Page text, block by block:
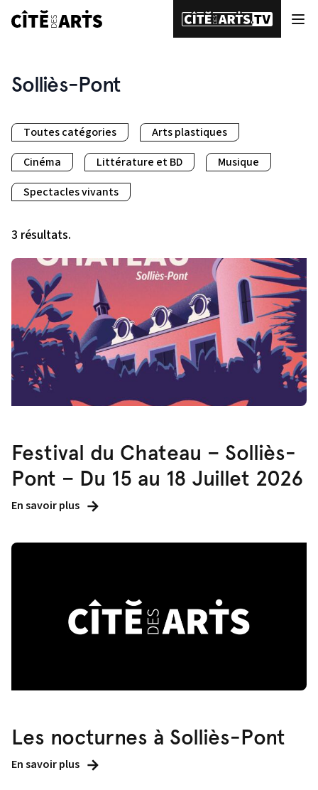
Solliès-Pont
Toutes catégories
Arts plastiques
Cinéma
Littérature et BD
Musique
Spectacles vivants
3 résultats.
Festival du Chateau – Solliès-
Pont – Du 15 au 18 Juillet 2026
En savoir plus
Les nocturnes à Solliès-Pont
En savoir plus